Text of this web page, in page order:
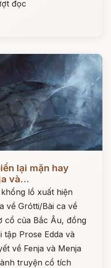
đọc
lại mặn hay
và...
lồ xuất hiện
về Grótti/Bài ca về
cổ của Bắc Âu, đồng
tập Prose Edda và
về Fenja và Menja
truyện cổ tích